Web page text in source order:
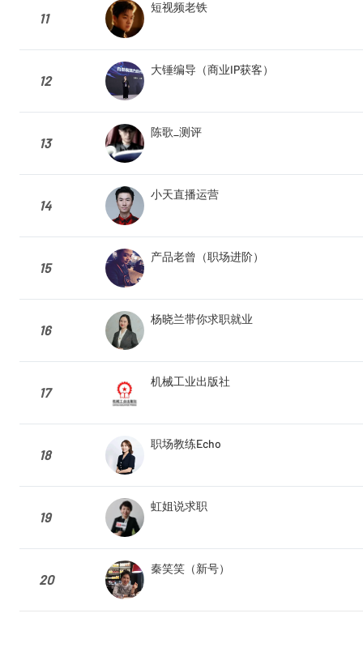
11
短视频老铁
12
大锤编导（商业IP获客）
13
陈歌_测评
14
小天直播运营
15
产品老曾（职场进阶）
16
杨晓兰带你求职就业
17
机械工业出版社
18
职场教练Echo
19
虹姐说求职
20
秦笑笑（新号）